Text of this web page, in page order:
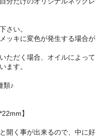
さい。
ッキに変色が発生する場合が
ただく場合、オイルによって
ます。
類♪
】
開く事が出来るので、中に好